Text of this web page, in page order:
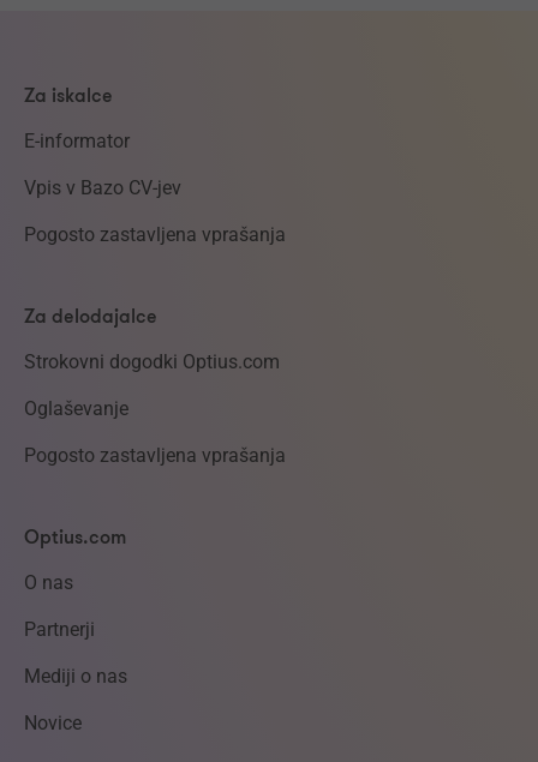
Za iskalce
E-informator
Vpis v Bazo CV-jev
Pogosto zastavljena vprašanja
Za delodajalce
Strokovni dogodki Optius.com
Oglaševanje
Pogosto zastavljena vprašanja
Optius.com
O nas
Partnerji
Mediji o nas
Novice